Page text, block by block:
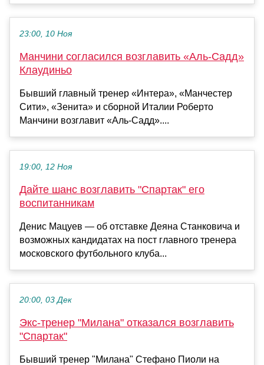
23:00, 10 Ноя
Манчини согласился возглавить «Аль-Садд»
Клаудиньо
Бывший главный тренер «Интера», «Манчестер
Сити», «Зенита» и сборной Италии Роберто
Манчини возглавит «Аль-Садд»....
19:00, 12 Ноя
Дайте шанс возглавить "Спартак" его
воспитанникам
Денис Мацуев — об отставке Деяна Станковича и
возможных кандидатах на пост главного тренера
московского футбольного клуба...
20:00, 03 Дек
Экс-тренер "Милана" отказался возглавить
"Спартак"
Бывший тренер "Милана" Стефано Пиоли на